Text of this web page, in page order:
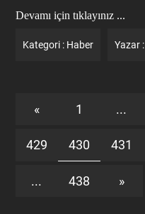
Devamı için tıklayınız ...
Kategori : Haber Yazar :
« 1 ...
429 430 431
... 438 »